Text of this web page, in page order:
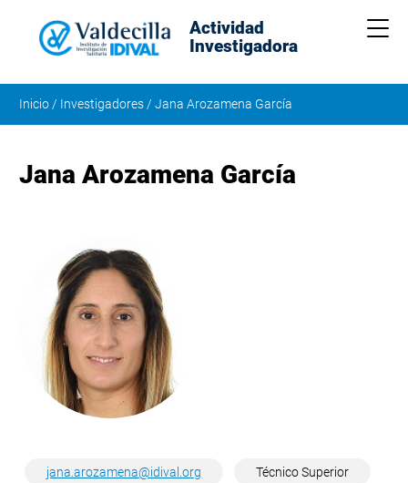
Actividad
Investigadora
Inicio / Investigadores / Jana Arozamena García
Jana Arozamena García
jana.arozamena@idival.org Técnico Superior